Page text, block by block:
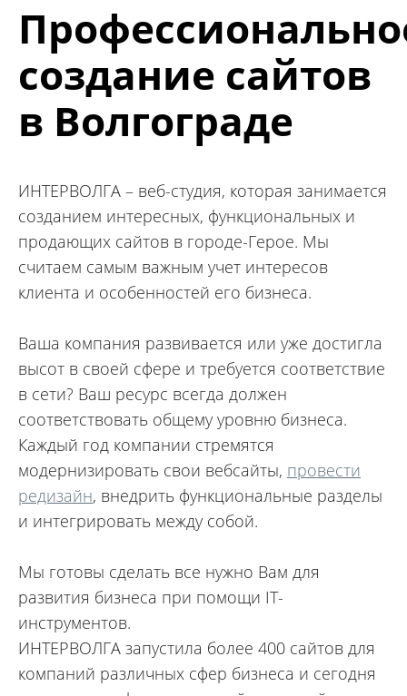
создание сайтов
в Волгограде
ИНТЕРВОЛГА – веб-студия, которая занимается
созданием интересных, функциональных и
продающих сайтов в городе-Герое. Мы
считаем самым важным учет интересов
клиента и особенностей его бизнеса.
Ваша компания развивается или уже достигла
высот в своей сфере и требуется соответствие
в сети? Ваш ресурс всегда должен
соответствовать общему уровню бизнеса.
Каждый год компании стремятся
модернизировать свои вебсайты, провести
редизайн, внедрить функциональные разделы
и интегрировать между собой.
Мы готовы сделать все нужно Вам для
развития бизнеса при помощи IT-
инструментов.
ИНТЕРВОЛГА запустила более 400 сайтов для
компаний различных сфер бизнеса и сегодня